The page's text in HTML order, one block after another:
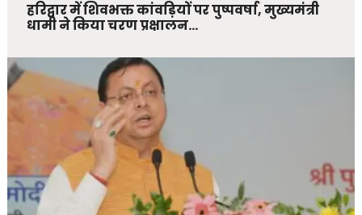
हरिद्वार में शिवभक्त कांवड़ियों पर पुष्पवर्षा, मुख्यमंत्री
धामी ने किया चरण प्रक्षालन…